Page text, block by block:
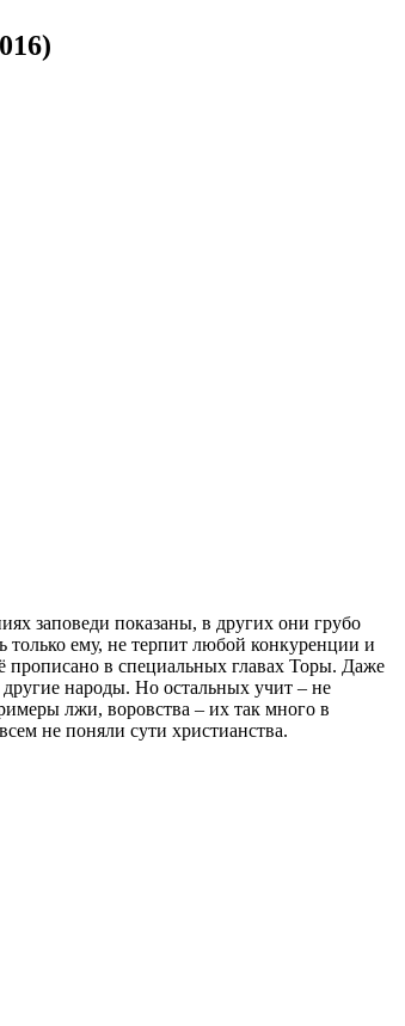
заповеди показаны, в других они грубо
только ему, не терпит любой конкуренции и
прописано в специальных главах Торы. Даже
народы. Но остальных учит – не
лжи, воровства – их так много в
не поняли сути христианства.